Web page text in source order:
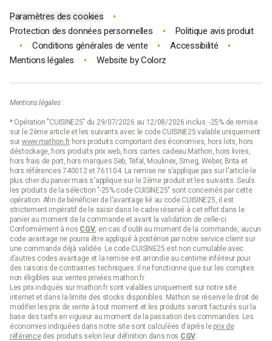
Paramètres des cookies •
Protection des données personnelles • Politique avis produit
• Conditions générales de vente • Accessibilité •
Mentions légales • Website byColorz
Mentions légales :
* Opération "CUISINE25" du 29/07/2026 au 12/08/2026 inclus. -25% de remise
sur le 2ème article et les suivants avec le code CUISINE25 valable uniquement
sur www.mathon.frhors produits comportant des économies, hors lots, hors
déstockage, hors produits prix web, hors cartes cadeau Mathon, hors livres,
hors frais de port, hors marques Seb, Tefal, Moulinex, Smeg, Weber, Brita et
hors références 740012 et 761104. La remise ne s’applique pas sur l’article le
plus cher du panier mais s'applique sur le 2ème produit et les suivants. Seuls
les produits de la sélection "-25% code CUISINE25" sont concernés par cette
opération. Afin de bénéficier de l'avantage lié au code CUISINE25, il est
strictement impératif de le saisir dans le cadre réservé à cet effet dans le
panier au moment de la commande et avant la validation de celle-ci.
Conformément à nos CGV, en cas d'oubli au moment de la commande, aucun
code avantage ne pourra être appliqué à postériori par notre service client sur
une commande déjà validée. Le code CUISINE25 est non cumulable avec
d’autres codes avantage et la remise est arrondie au centime inférieur pour
des raisons de contraintes techniques. Il ne fonctionne que sur les comptes
non éligibles aux ventes privées mathon.fr.
Les prix indiqués sur mathon.fr sont valables uniquement sur notre site
internet et dans la limite des stocks disponibles. Mathon se réserve le droit de
modifier les prix de vente à tout moment et les produits seront facturés sur la
base des tarifs en vigueur au moment de la passation des commandes. Les
économies indiquées dans notre site sont calculées d'après le prix de
référencedes produits selon leur définition dans nos CGV.